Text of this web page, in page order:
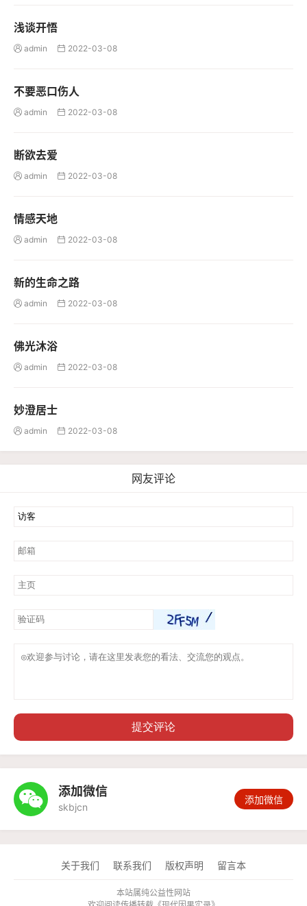
浅谈开悟
 admin  2022-03-08
不要恶口伤人
 admin  2022-03-08
断欲去爱
 admin  2022-03-08
情感天地
 admin  2022-03-08
新的生命之路
 admin  2022-03-08
佛光沐浴
 admin  2022-03-08
妙澄居士
 admin  2022-03-08
网友评论
提交评论
 添加微信
skbjcn
添加微信
关于我们 联系我们 版权声明 留言本
本站属纯公益性网站